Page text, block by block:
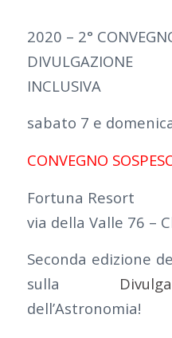
2020 – 2°
DIVULGAZIONE
INCLUSIVA
sabato 7 e
CONVEGNO
Fortuna Resort
via della Valle 76 –
Seconda edizione
sulla
dell’Astronomia!